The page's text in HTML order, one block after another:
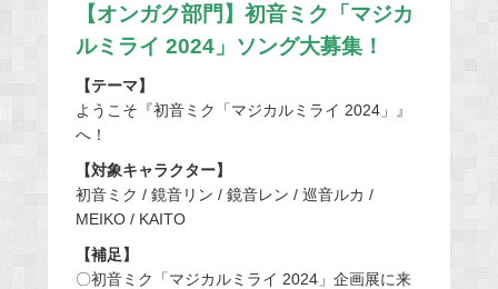
【オンガク部門】初音ミク「マジカ
ルミライ 2024」ソング大募集！
【テーマ】
ようこそ『初音ミク「マジカルミライ 2024」』
へ！
【対象キャラクター】
初音ミク / 鏡音リン / 鏡音レン / 巡音ルカ /
MEIKO / KAITO
【補足】
〇初音ミク「マジカルミライ 2024」企画展に来